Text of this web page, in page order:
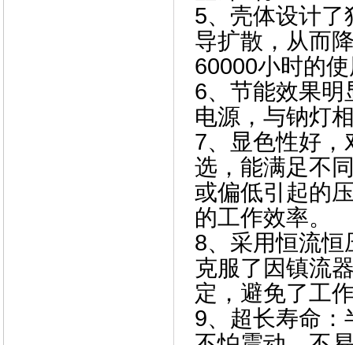
5、壳体设计了
导扩散，从而
60000小时的
6、节能效果明
电源，与钠灯
7、显色性好，
选，能满足不
或偏低引起的
的工作效率。
8、 采用恒流恒
克服了因镇流
定，避免了工
9、超长寿命：